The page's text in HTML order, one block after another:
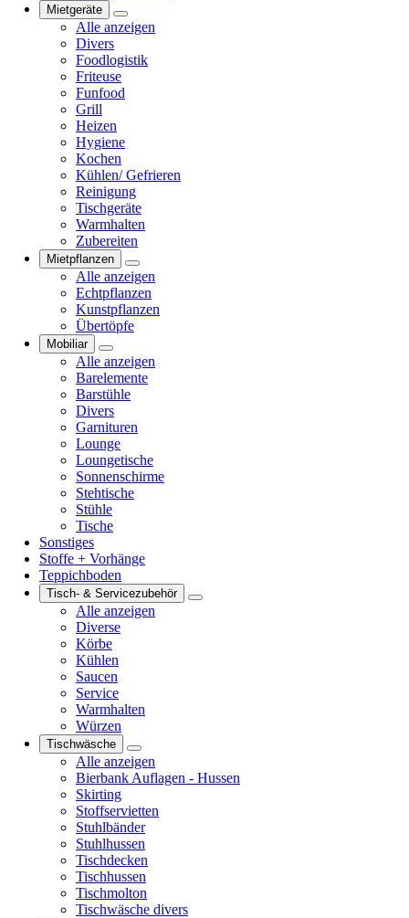
Mietgeräte
Alle anzeigen
Divers
Foodlogistik
Friteuse
Funfood
Grill
Heizen
Hygiene
Kochen
Kühlen/ Gefrieren
Reinigung
Tischgeräte
Warmhalten
Zubereiten
Mietpflanzen
Alle anzeigen
Echtpflanzen
Kunstpflanzen
Übertöpfe
Mobiliar
Alle anzeigen
Barelemente
Barstühle
Divers
Garnituren
Lounge
Loungetische
Sonnenschirme
Stehtische
Stühle
Tische
Sonstiges
Stoffe + Vorhänge
Teppichboden
Tisch- & Servicezubehör
Alle anzeigen
Diverse
Körbe
Kühlen
Saucen
Service
Warmhalten
Würzen
Tischwäsche
Alle anzeigen
Bierbank Auflagen - Hussen
Skirting
Stoffservietten
Stuhlbänder
Stuhlhussen
Tischdecken
Tischhussen
Tischmolton
Tischwäsche divers